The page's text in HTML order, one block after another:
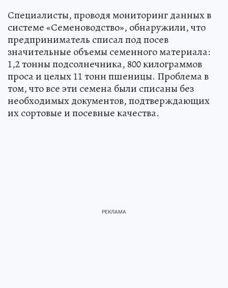
Специалисты, проводя мониторинг данных в
системе «Семеноводство», обнаружили, что
предприниматель списал под посев
значительные объемы семенного материала:
1,2 тонны подсолнечника, 800 килограммов
проса и целых 11 тонн пшеницы. Проблема в
том, что все эти семена были списаны без
необходимых документов, подтверждающих
их сортовые и посевные качества.